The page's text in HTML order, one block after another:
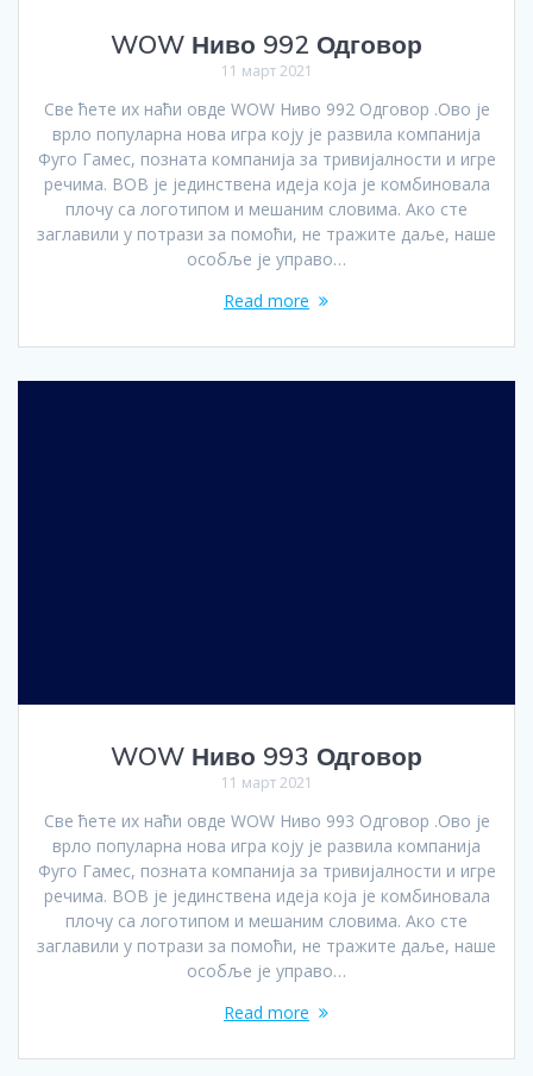
WOW Ниво 992 Одговор
11 март 2021
Све ћете их наћи овде WOW Ниво 992 Одговор .Ово је
врло популарна нова игра коју је развила компанија
Фуго Гамес, позната компанија за тривијалности и игре
речима. ВОВ је јединствена идеја која је комбиновала
плочу са логотипом и мешаним словима. Ако сте
заглавили у потрази за помоћи, не тражите даље, наше
особље је управо…
Read more
WOW Ниво 993 Одговор
11 март 2021
Све ћете их наћи овде WOW Ниво 993 Одговор .Ово је
врло популарна нова игра коју је развила компанија
Фуго Гамес, позната компанија за тривијалности и игре
речима. ВОВ је јединствена идеја која је комбиновала
плочу са логотипом и мешаним словима. Ако сте
заглавили у потрази за помоћи, не тражите даље, наше
особље је управо…
Read more